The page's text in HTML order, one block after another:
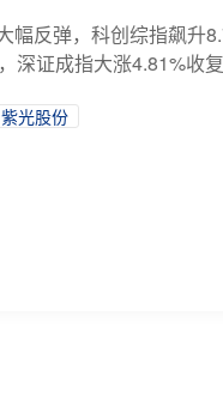
幅反弹，科创综指飙升
深证成指大涨4.81%收
紫光股份